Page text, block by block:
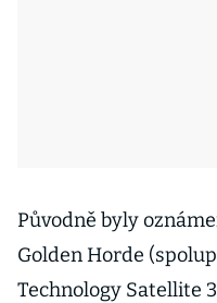
Původně byly
Golden Horde
Technology Satellite